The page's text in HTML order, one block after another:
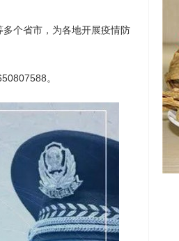
个省市，为各地开展疫情防
。